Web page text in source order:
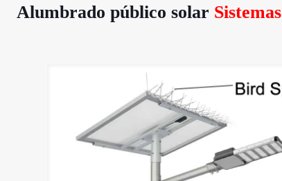
Alumbrado público solar Sistemas